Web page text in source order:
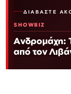
ΔΙΑΒΆΣΤΕ
SHOWBIZ
Ανδρομάχη:
από τον